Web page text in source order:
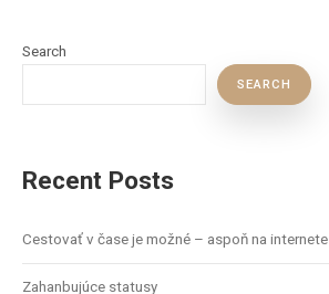
Search
SEARCH
Recent Posts
Cestovať v čase je možné – aspoň na internete
Zahanbujúce statusy